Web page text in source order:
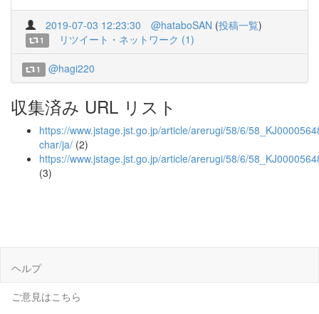
2019-07-03 12:23:30 @hataboSAN (投稿一覧)
1 リツイート・ネットワーク (1)
1 @hagi220
収集済み URL リスト
https://www.jstage.jst.go.jp/article/arerugi/58/6/
char/ja/ (2)
https://www.jstage.jst.go.jp/article/arerugi/58/6/
(3)
ヘルプ
ご意見はこちら